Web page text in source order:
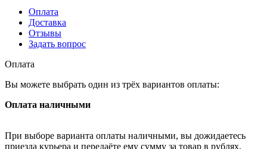
Оплата
Доставка
Отзывы
Задать вопрос
Оплата
Вы можете выбрать один из трёх вариантов оплаты:
Оплата наличными
При выборе варианта оплаты наличными, вы дожидаетесь
приезда курьера и передаёте ему сумму за товар в рублях.